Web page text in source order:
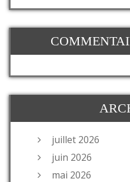
juillet 2026
juin 2026
mai 2026